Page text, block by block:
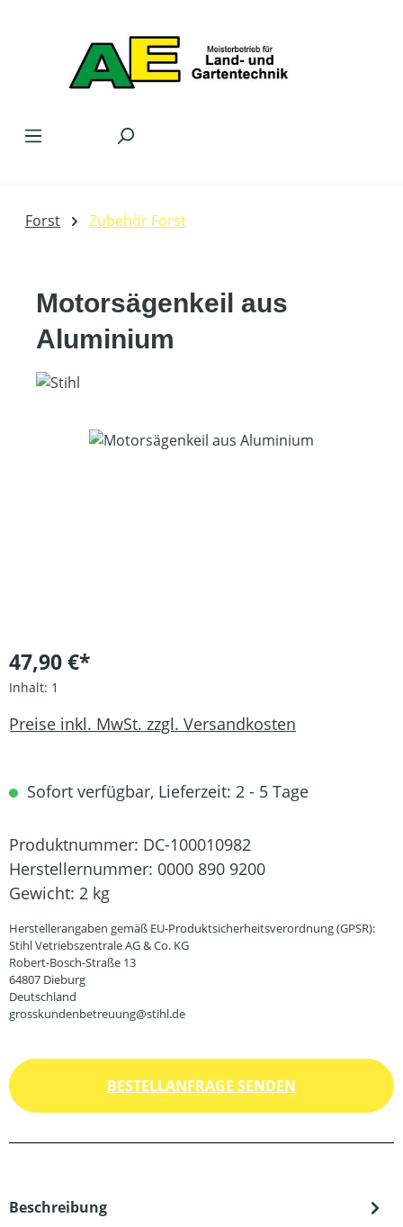
Forst Zubehör Forst
Motorsägenkeil aus
Aluminium
Bildergalerie überspringen
47,90 €*
Inhalt: 1
Preise inkl. MwSt. zzgl. Versandkosten
Sofort verfügbar, Lieferzeit: 2 - 5 Tage
Produktnummer: DC-100010982
Herstellernummer: 0000 890 9200
Gewicht: 2 kg
Herstellerangaben gemäß EU-Produktsicherheitsverordnung (GPSR):
Stihl Vetriebszentrale AG & Co. KG
Robert-Bosch-Straße 13
64807 Dieburg
Deutschland
grosskundenbetreuung@stihl.de
BESTELLANFRAGE SENDEN
Beschreibung